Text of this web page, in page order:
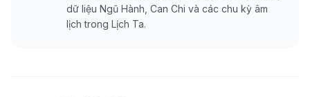
dữ liệu Ngũ Hành, Can Chi và các chu kỳ âm
lịch trong Lịch Ta.